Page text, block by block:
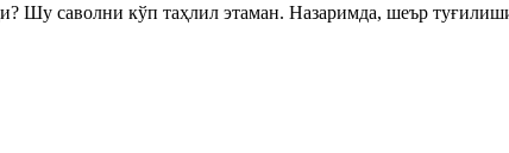
Шу саволни кўп таҳлил этаман. Назаримда, шеър